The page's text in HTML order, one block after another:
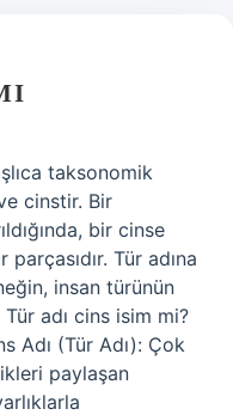
taksonomik
cinstir. Bir
bir cinse
parçasıdır. Tür adına
insan türünün
adı cins isim mi?
Adı (Tür Adı): Çok
paylaşan